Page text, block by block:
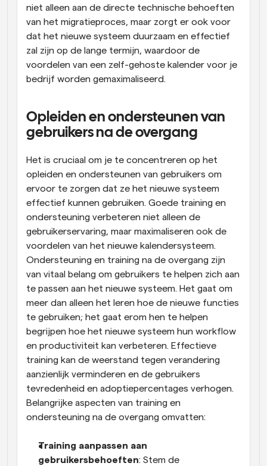
niet alleen aan de directe technische behoeften
van het migratieproces, maar zorgt er ook voor
dat het nieuwe systeem duurzaam en effectief
zal zijn op de lange termijn, waardoor de
voordelen van een zelf-gehoste kalender voor je
bedrijf worden gemaximaliseerd.
Opleiden en ondersteunen van
gebruikers na de overgang
Het is cruciaal om je te concentreren op het
opleiden en ondersteunen van gebruikers om
ervoor te zorgen dat ze het nieuwe systeem
effectief kunnen gebruiken. Goede training en
ondersteuning verbeteren niet alleen de
gebruikerservaring, maar maximaliseren ook de
voordelen van het nieuwe kalendersysteem.
Ondersteuning en training na de overgang zijn
van vitaal belang om gebruikers te helpen zich aan
te passen aan het nieuwe systeem. Het gaat om
meer dan alleen het leren hoe de nieuwe functies
te gebruiken; het gaat erom hen te helpen
begrijpen hoe het nieuwe systeem hun workflow
en productiviteit kan verbeteren. Effectieve
training kan de weerstand tegen verandering
aanzienlijk verminderen en de gebruikers
tevredenheid en adoptiepercentages verhogen.
Belangrijke aspecten van training en
ondersteuning na de overgang omvatten:
Training aanpassen aan
gebruikersbehoeften: Stem de